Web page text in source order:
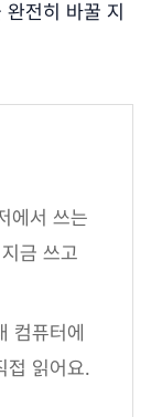
전히 바꿀 지
에서 쓰는
금 쓰고
컴퓨터에
접 읽어요.